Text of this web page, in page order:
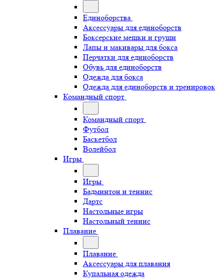
Единоборства
Аксессуары для единоборств
Боксерские мешки и груши
Лапы и макивары для бокса
Перчатки для единоборств
Обувь для единоборств
Одежда для бокса
Одежда для единоборств и тренировок
Командный спорт
Командный спорт
Футбол
Баскетбол
Волейбол
Игры
Игры
Бадминтон и теннис
Дартс
Настольные игры
Настольный теннис
Плавание
Плавание
Аксессуары для плавания
Купальная одежда